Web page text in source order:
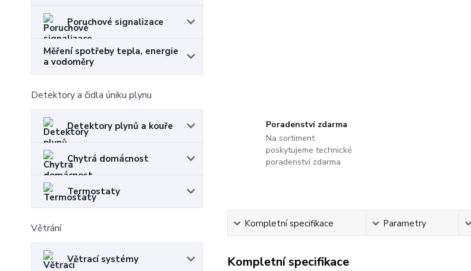
Poruchové signalizace
Měření spotřeby tepla, energie
a vodoměry
Detektory a čidla úniku plynu
Detektory plynů a kouře
Chytrá domácnost
Termostaty
Větrání
Větrací systémy
Poradenství zdarma
Na sortiment
poskytujeme technické
poradenství zdarma
Kompletní specifikace Parametry
Kompletní specifikace